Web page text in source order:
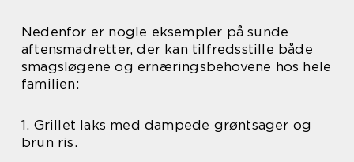
Nedenfor er nogle eksempler på sunde
aftensmadretter, der kan tilfredsstille både
smagsløgene og ernæringsbehovene hos hele
familien:
1. Grillet laks med dampede grøntsager og
brun ris.